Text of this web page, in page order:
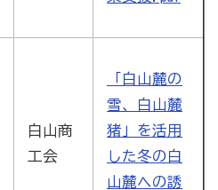
白山商
工会
「白山麓の
雪、白山麓
猪」を活用
した冬の白
山麓への誘